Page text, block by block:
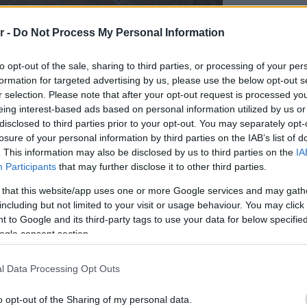
- Do Not Process My Personal Information
opt-out of the sale, sharing to third parties, or processing of your
for targeted advertising by us, please use the below opt-out
selection. Please note that after your opt-out request is processed
interest-based ads based on personal information utilized by us
to third parties prior to your opt-out. You may separately
of your personal information by third parties on the IAB’s list of
This information may also be disclosed by us to third parties on the
Participants that may further disclose it to other third parties.
that this website/app uses one or more Google services and may
but not limited to your visit or usage behaviour. You may
to Google and its third-party tags to use your data for below
consent section.
Data Processing Opt Outs
opt-out of the Sharing of my personal data.
συνοδεύσεις τον καφέ/ χυμό σου
να παραγγείλεις κάποια από τις
με γιαούρτι, μέλι και
avocado smash με φέτα σε
φρούτα, μέλι ή σοκολάτα, αλλά
Πλαζ
των 15
για την
Νόστος
ταβέρνα
όπου το